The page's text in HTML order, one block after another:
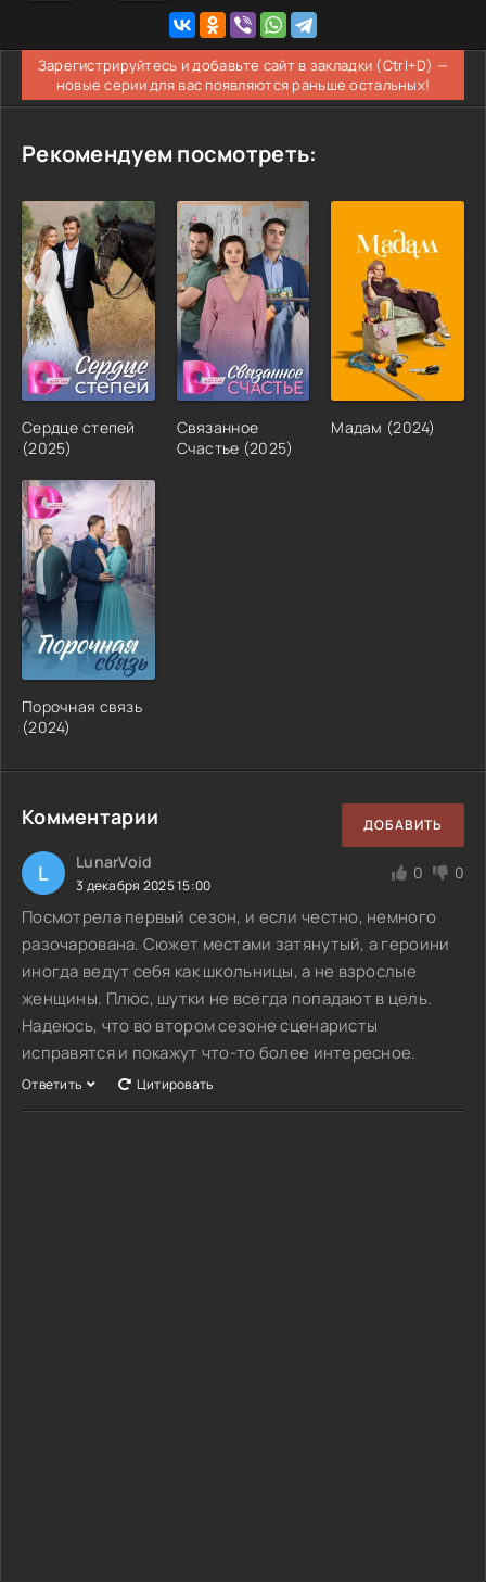
Зарегистрируйтесь и добавьте сайт в закладки (Ctrl+D) —
новые серии для вас появляются раньше остальных!
Рекомендуем посмотреть:
Сердце степей
(2025)
Связанное
Счастье (2025)
Мадам (2024)
Порочная связь
(2024)
Комментарии ДОБАВИТЬ
L LunarVoid
3 декабря 2025 15:00
0 0
Посмотрела первый сезон, и если честно, немного
разочарована. Сюжет местами затянутый, а героини
иногда ведут себя как школьницы, а не взрослые
женщины. Плюс, шутки не всегда попадают в цель.
Надеюсь, что во втором сезоне сценаристы
исправятся и покажут что-то более интересное.
Ответить Цитировать